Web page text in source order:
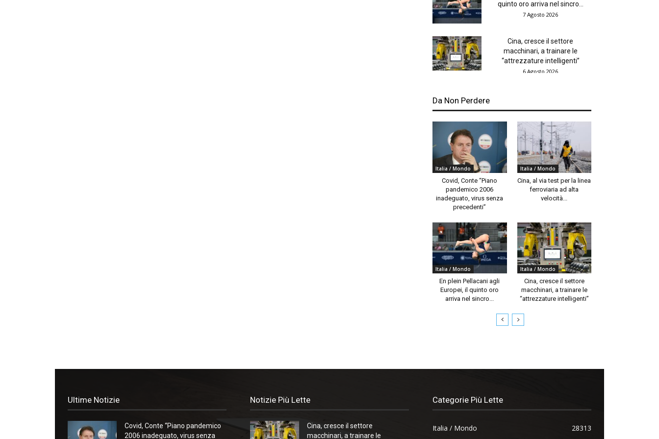
quinto oro arriva nel sincro...
7 Agosto 2026
Cina, cresce il settore
macchinari, a trainare le
“attrezzature intelligenti”
6 Agosto 2026
Da Non Perdere
Italia / Mondo
Covid, Conte “Piano
pandemico 2006
inadeguato, virus senza
precedenti”
Italia / Mondo
Cina, al via test per la linea
ferroviaria ad alta
velocità...
Italia / Mondo
En plein Pellacani agli
Europei, il quinto oro
arriva nel sincro...
Italia / Mondo
Cina, cresce il settore
macchinari, a trainare le
“attrezzature intelligenti”
Ultime Notizie
Covid, Conte “Piano pandemico
2006 inadeguato, virus senza
Notizie Più Lette
Cina, cresce il settore
macchinari, a trainare le
Categorie Più Lette
Italia / Mondo
28313